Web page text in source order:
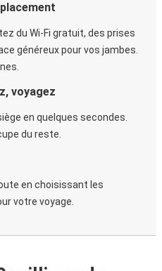
du Wi-Fi gratuit, des prises
généreux pour vos jambes.
voyagez
en quelques secondes.
du reste.
en choisissant les
votre voyage.